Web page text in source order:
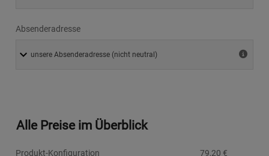
Absenderadresse
Alle Preise im Überblick
Produkt-Konfiguration 79,20 €